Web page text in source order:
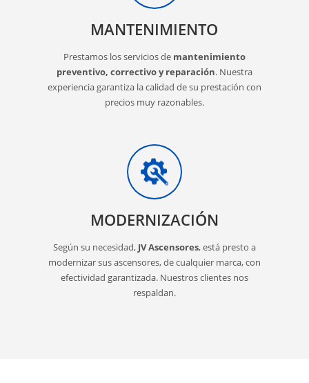
MANTENIMIENTO
Prestamos los servicios de mantenimiento
preventivo, correctivo y reparación. Nuestra
experiencia garantiza la calidad de su prestación con
precios muy razonables.
MODERNIZACIÓN
Según su necesidad, JV Ascensores, está presto a
modernizar sus ascensores, de cualquier marca, con
efectividad garantizada. Nuestros clientes nos
respaldan.